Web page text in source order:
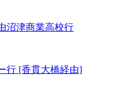
沼津商業高校行
行 [香貫大橋経由]